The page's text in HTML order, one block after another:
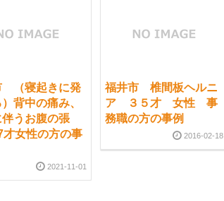
（寝起きに発
背中の痛み、
うお腹の張
女性の方の事
2021-11-01
福井市 椎間板ヘルニ
ア ３５才 女性 事
務職の方の事例
2016-02-18